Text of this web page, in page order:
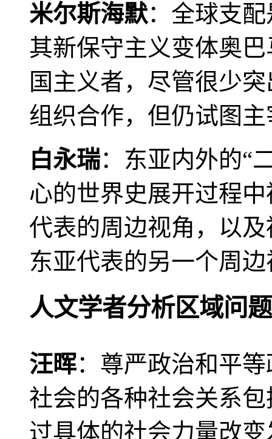
米尔斯海默：全球支
其新保守主义变体奥
国主义者，尽管很少
组织合作，但仍试图
白永瑞：东亚内外的“
心的世界史展开过程
代表的周边视角，以
东亚代表的另一个周
人文学者分析区域问题
汪晖：尊严政治和平
社会的各种社会关系
过具体的社会力量改